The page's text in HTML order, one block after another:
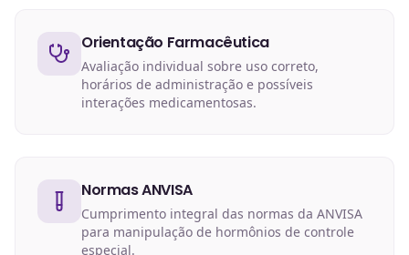
Orientação Farmacêutica
Avaliação individual sobre uso correto,
horários de administração e possíveis
interações medicamentosas.
Normas ANVISA
Cumprimento integral das normas da ANVISA
para manipulação de hormônios de controle
especial.